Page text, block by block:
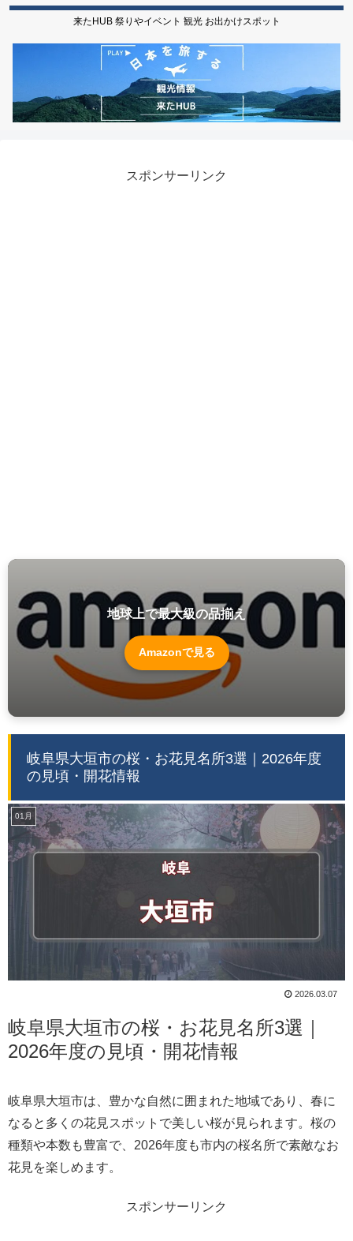
来たHUB 祭りやイベント 観光 お出かけスポット
スポンサーリンク
地球上で最大級の品揃え
Amazonで見る
岐阜県大垣市の桜・お花見名所3選｜2026年度
の見頃・開花情報
01月
2026.03.07
岐阜県大垣市の桜・お花見名所3選｜
2026年度の見頃・開花情報
岐阜県大垣市は、豊かな自然に囲まれた地域であり、春に
なると多くの花見スポットで美しい桜が見られます。桜の
種類や本数も豊富で、2026年度も市内の桜名所で素敵なお
花見を楽しめます。
スポンサーリンク